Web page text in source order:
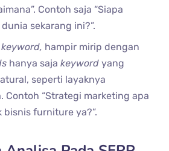
Contoh saja “Siapa
sekarang ini?”.
hampir mirip dengan
hanya sajakeywordyang
seperti layaknya
Contoh “Strategi marketing apa
furniture ya?”.